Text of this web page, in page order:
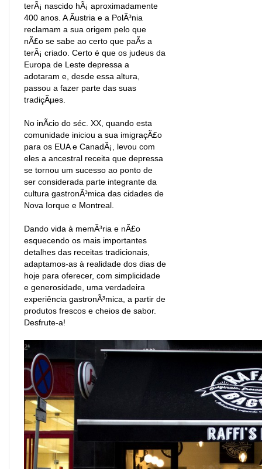
terÃ¡ nascido hÃ¡ aproximadamente
400 anos. A Ãustria e a PolÃ³nia
reclamam a sua origem pelo que
nÃ£o se sabe ao certo que paÃ­s a
terÃ¡ criado. Certo é que os judeus da
Europa de Leste depressa a
adotaram e, desde essa altura,
passou a fazer parte das suas
tradiçÃµes.
No inÃ­cio do séc. XX, quando esta
comunidade iniciou a sua imigraçÃ£o
para os EUA e CanadÃ¡, levou com
eles a ancestral receita que depressa
se tornou um sucesso ao ponto de
ser considerada parte integrante da
cultura gastronÃ³mica das cidades de
Nova Iorque e Montreal.
Dando vida à memÃ³ria e nÃ£o
esquecendo os mais importantes
detalhes das receitas tradicionais,
adaptamos-as à realidade dos dias de
hoje para oferecer, com simplicidade
e generosidade, uma verdadeira
experiência gastronÃ³mica, a partir de
produtos frescos e cheios de sabor.
Desfrute-a!